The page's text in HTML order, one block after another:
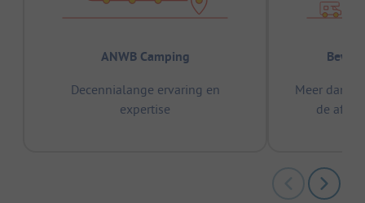
ANWB Camping
Decennialange ervaring en
expertise
Meer dan
de